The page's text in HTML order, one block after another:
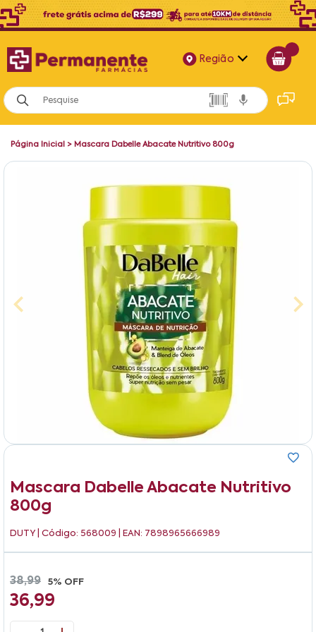
Região
Alagoas
Bahia
Página Inicial > Mascara Dabelle Abacate Nutritivo 800g
Mascara Dabelle Abacate Nutritivo
800g
DUTY | Código: 568009 | EAN: 7898965666989
38,99 5% OFF
36,99